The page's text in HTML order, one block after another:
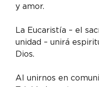
y amor.
La Eucaristía – el
unidad – unirá
Dios.
Al unirnos en